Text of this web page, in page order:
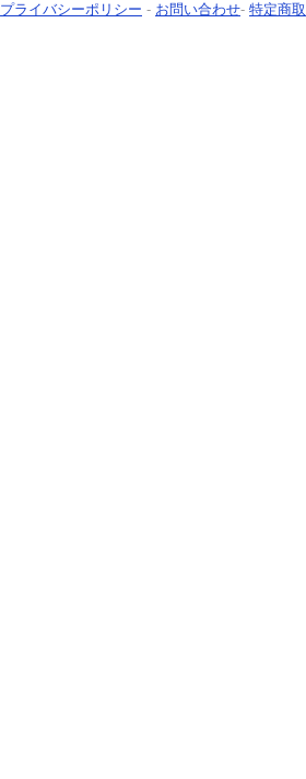
プライバシーポリシー - お問い合わせ- 特定商